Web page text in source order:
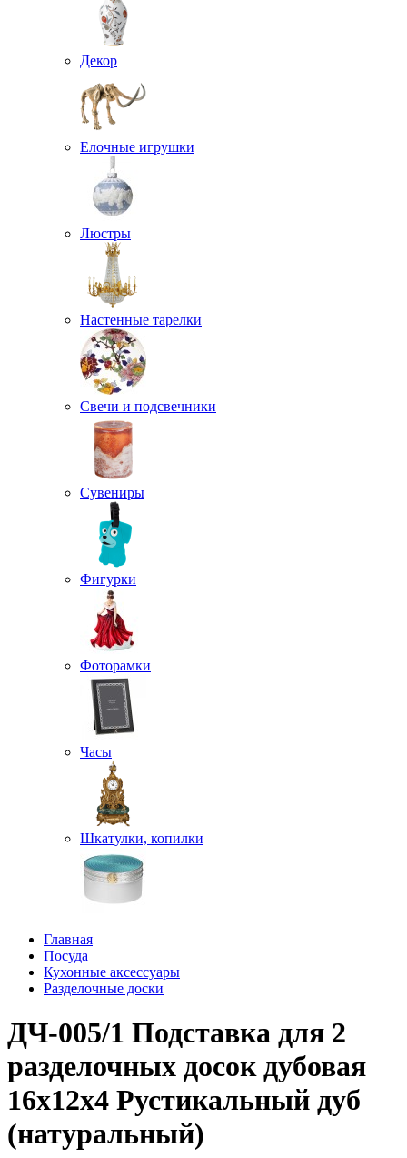
Декор
Елочные игрушки
Люстры
Настенные тарелки
Свечи и подсвечники
Сувениры
Фигурки
Фоторамки
Часы
Шкатулки, копилки
Главная
Посуда
Кухонные аксессуары
Разделочные доски
ДЧ-005/1 Подставка для 2
разделочных досок дубовая
16х12х4 Рустикальный дуб
(натуральный)